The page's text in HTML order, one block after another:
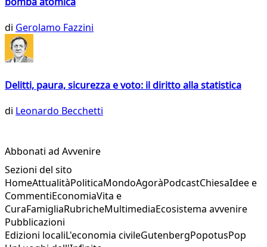
di Gerolamo Fazzini
Delitti, paura, sicurezza e voto: il diritto alla statistica
di Leonardo Becchetti
Abbonati ad Avvenire
Sezioni del sito
HomeAttualitàPoliticaMondoAgoràPodcastChiesaIdee e
CommentiEconomiaVita e
CuraFamigliaRubricheMultimediaEcosistema avvenire
Pubblicazioni
Edizioni localiL'economia civileGutenbergPopotusPop